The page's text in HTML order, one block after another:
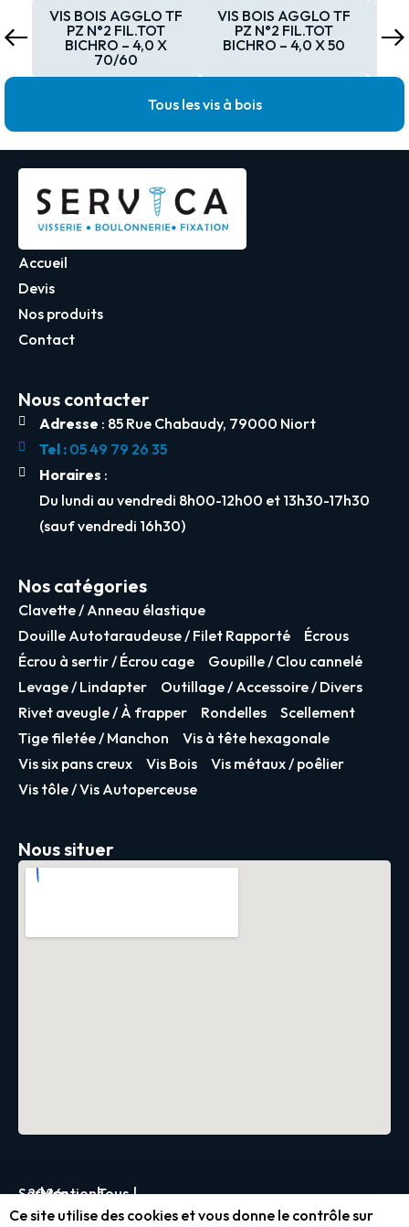
VIS BOIS AGGLO TF
PZ N°2 FIL.TOT
BICHRO – 4,0 X
70/60
VIS BOIS AGGLO TF
PZ N°2 FIL.TOT
BICHRO – 4,0 X 50
Tous les vis à bois
Accueil
Devis
Nos produits
Contact
Nous contacter
Adresse : 85 Rue Chabaudy, 79000 Niort
Tel :05 49 79 26 35
Horaires :
Du lundi au vendredi 8h00-12h00 et 13h30-17h30
(sauf vendredi 16h30)
Nos catégories
Clavette / Anneau élastique
Douille Autotaraudeuse / Filet Rapporté
Écrous
Écrou à sertir / Écrou cage
Goupille / Clou cannelé
Levage / Lindapter
Outillage / Accessoire / Divers
Rivet aveugle / À frapper
Rondelles
Scellement
Tige filetée / Manchon
Vis à tête hexagonale
Vis six pans creux
Vis Bois
Vis métaux / poêlier
Vis tôle / Vis Autoperceuse
Nous situer
Servica
2026
|Mentions
légales
|Tous
droits
|
Ce site utilise des cookies et vous donne le contrôle sur